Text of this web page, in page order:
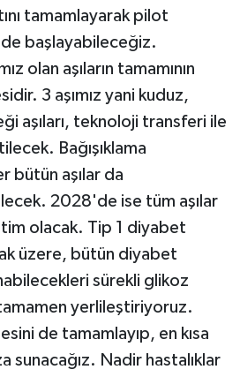
tamamlayarak pilot
başlayabileceğiz.
olan aşıların tamamının
3 aşımız yani kuduz,
aşıları, teknoloji transferi ile
Bağışıklama
bütün aşılar da
2028'de ise tüm aşılar
olacak. Tip 1 diyabet
üzere, bütün diyabet
sürekli glikoz
yerlileştiriyoruz.
de tamamlayıp, en kısa
sunacağız. Nadir hastalıklar